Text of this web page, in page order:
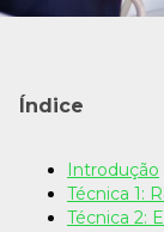
Índice
Introdução
Técnica 1:
Técnica 2: